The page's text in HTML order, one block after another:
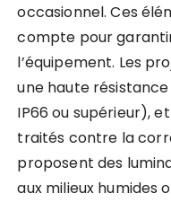
occasionnel. Ces
compte pour
l’équipement. Les
une haute
IP66 ou supérieur),
traités contre la
proposent des
aux milieux humides